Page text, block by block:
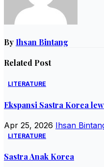
By Ihsan Bintang
Related Post
LITERATURE
Ekspansi Sastra Korea
Apr 25, 2026 Ihsan
LITERATURE
Sastra Anak Korea